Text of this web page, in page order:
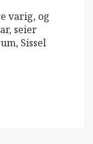
varig, og
seier
Sissel